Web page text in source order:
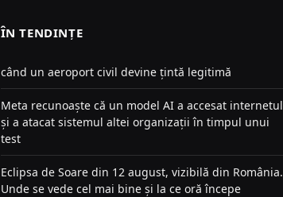
ÎN TENDINȚE
când un aeroport civil devine țintă legitimă
Meta recunoaște că un model AI a accesat internetul
și a atacat sistemul altei organizații în timpul unui
test
Eclipsa de Soare din 12 august, vizibilă din România.
Unde se vede cel mai bine și la ce oră începe